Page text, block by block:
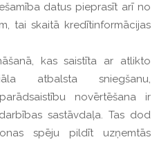
datus pieprasīt arī no
tai skaitā kredītinformācijas
kas saistīta ar atlikto
atbalsta sniegšanu,
novērtēšana ir
sastāvdaļa. Tas dod
spēju pildīt uzņemtās